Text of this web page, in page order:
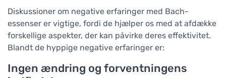
Diskussioner om negative erfaringer med Bach-
essenser er vigtige, fordi de hjælper os med at afdække
forskellige aspekter, der kan påvirke deres effektivitet.
Blandt de hyppige negative erfaringer er:
Ingen ændring og forventningens